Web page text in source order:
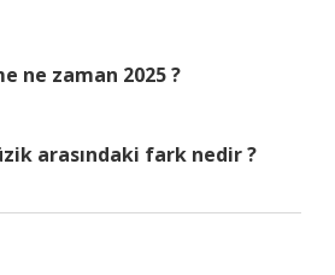
ne zaman 2025 ?
arasındaki fark nedir ?